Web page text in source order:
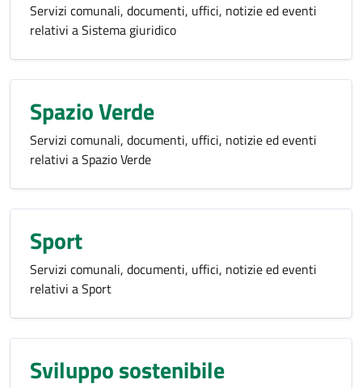
Servizi comunali, documenti, uffici, notizie ed eventi
relativi a Sistema giuridico
Spazio Verde
Servizi comunali, documenti, uffici, notizie ed eventi
relativi a Spazio Verde
Sport
Servizi comunali, documenti, uffici, notizie ed eventi
relativi a Sport
Sviluppo sostenibile